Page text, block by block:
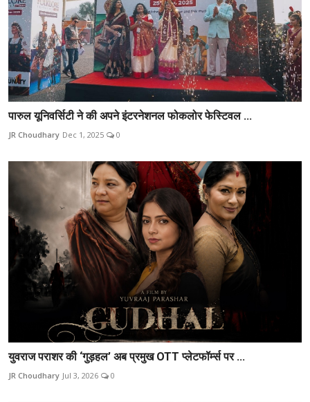
पारुल यूनिवर्सिटी ने की अपने इंटरनेशनल फोकलोर फेस्टिवल ...
JR Choudhary Dec 1, 2025 0
युवराज पराशर की ‘गुड़हल’ अब प्रमुख OTT प्लेटफॉर्म्स पर ...
JR Choudhary Jul 3, 2026 0